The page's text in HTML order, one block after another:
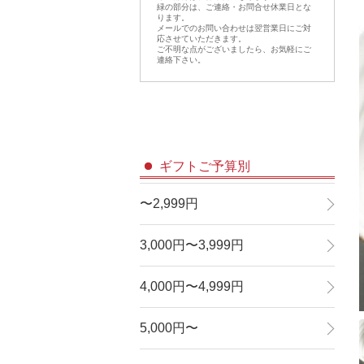
緑の部分は、ご連絡・お問合せ休業日とな
ります。
メールでのお問い合わせは翌営業日にご対
応させていただきます。
ご不明な点がございましたら、お気軽にご
連絡下さい。
ギフトご予算別
〜2,999円
3,000円〜3,999円
4,000円〜4,999円
5,000円〜